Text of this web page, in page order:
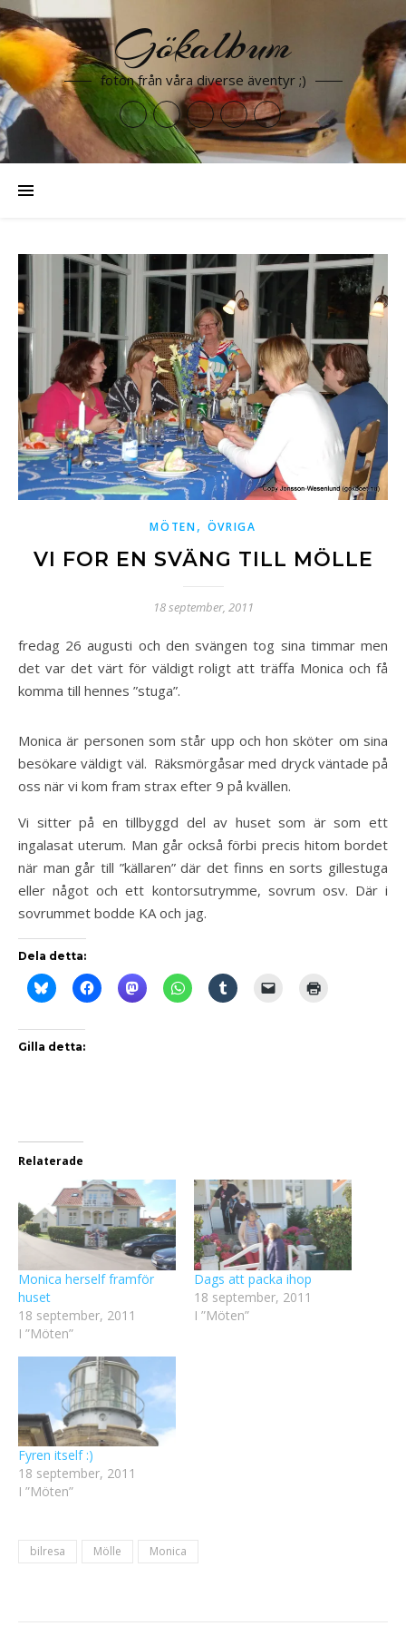
Gökalbum
foton från våra diverse äventyr ;)
MÖTEN, ÖVRIGA
VI FOR EN SVÄNG TILL MÖLLE
18 september, 2011
fredag 26 augusti och den svängen tog sina timmar men
det var det värt för väldigt roligt att träffa Monica och få
komma till hennes ”stuga”.
Monica är personen som står upp och hon sköter om sina
besökare väldigt väl. Räksmörgåsar med dryck väntade på
oss när vi kom fram strax efter 9 på kvällen.
Vi sitter på en tillbyggd del av huset som är som ett
ingalasat uterum. Man går också förbi precis hitom bordet
när man går till ”källaren” där det finns en sorts gillestuga
eller något och ett kontorsutrymme, sovrum osv. Där i
sovrummet bodde KA och jag.
Dela detta:
Gilla detta:
Relaterade
Monica herself framför
huset
18 september, 2011
I ”Möten”
Dags att packa ihop
18 september, 2011
I ”Möten”
Fyren itself :)
18 september, 2011
I ”Möten”
bilresa Mölle Monica